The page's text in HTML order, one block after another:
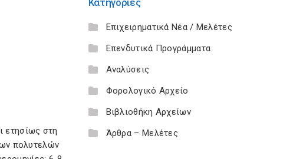
ετησίως στη
πολυτελών
Κατηγορίες
Επιχειρηματικά Νέα / Μελέτες
Επενδυτικά Προγράμματα
Αναλύσεις
Φορολογικό Αρχείο
Βιβλιοθήκη Αρχείων
Άρθρα – Μελέτες